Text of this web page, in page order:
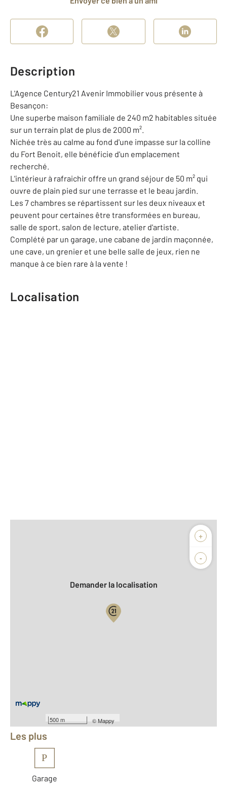
Description
L'Agence Century21 Avenir Immobilier vous présente à
Besançon:
Une superbe maison familiale de 240 m2 habitables située
sur un terrain plat de plus de 2000 m².
Nichée très au calme au fond d'une impasse sur la colline
du Fort Benoit, elle bénéficie d'un emplacement
recherché.
L'intérieur à rafraichir offre un grand séjour de 50 m² qui
ouvre de plain pied sur une terrasse et le beau jardin.
Les 7 chambres se répartissent sur les deux niveaux et
peuvent pour certaines être transformées en bureau,
salle de sport, salon de lecture, atelier d'artiste.
Complété par un garage, une cabane de jardin maçonnée,
une cave, un grenier et une belle salle de jeux, rien ne
manque à ce bien rare à la vente !
Localisation
+
-
500 m ©Mappy
Biens vendus
Demander la localisation
Équipements
Les plus
P
Garage